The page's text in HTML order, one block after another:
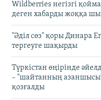
Wildberries негізгі
деген хабарды жоққа
"Әділ сөз" қоры Динара
тергеуге шақырды
Түркістан өңірінде
– "шайтанның азаншысы"
қозғалды